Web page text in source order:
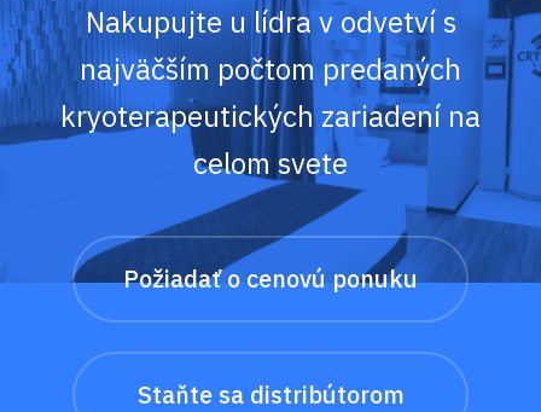
Nakupujte u lídra v odvetví s
najväčším počtom predaných
kryoterapeutických zariadení na
celom svete
Požiadať o cenovú ponuku
Staňte sa distribútorom